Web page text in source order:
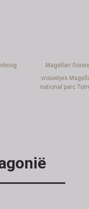
Magellan
vrouwtjes
national parc